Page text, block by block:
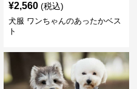
¥2,560 (税込)
犬服 ワンちゃんのあったかベス
ト